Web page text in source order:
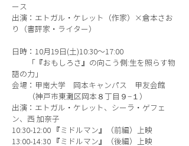
ース
出演：エトガル・ケレット（作家）×倉本さお
り（書評家・ライター）
日時：10月19日(土)10:30〜17:00
「『おもしろさ』の向こう側:生を照らす物
語の力」
会場：甲南大学 岡本キャンパス 甲友会館
（神戸市東灘区岡本８丁目９−１）
出演：エトガル・ケレット、シーラ・ゲフェ
ン、西 加奈子
10:30-12:00 『ミドルマン』（前編）上映
13:00-14:30 『ミドルマン』（後編）上映